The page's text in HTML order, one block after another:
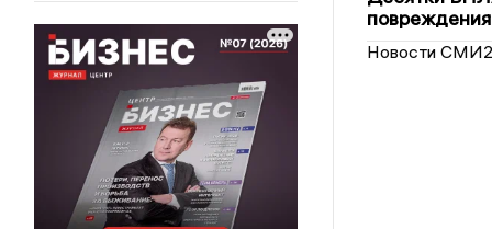
повреждения
Новости